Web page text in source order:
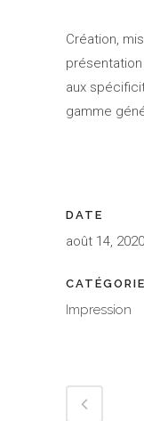
Création,
aux
gamme
DATE
août 14, 2020
CATÉGORIE
Impression